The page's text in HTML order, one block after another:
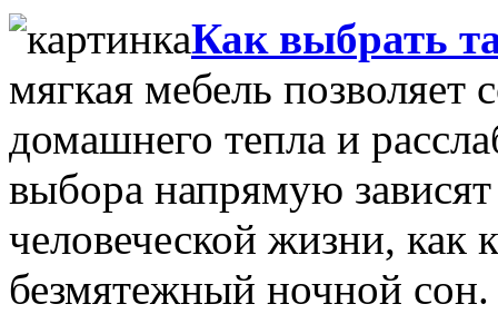
Как выбрать
мягкая мебель
домашнего тепла и
выбора напрямую
человеческой жизни,
безмятежный ночной